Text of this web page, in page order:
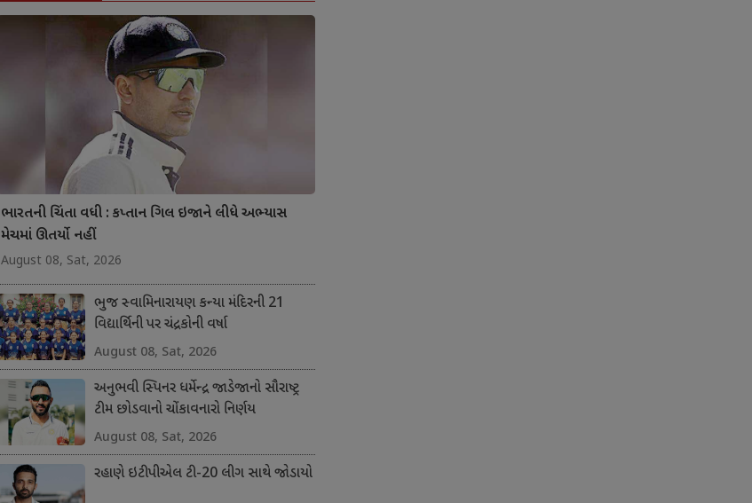
ભારતની ચિંતા વધી : કપ્તાન ગિલ ઇજાને લીધે અભ્યાસ
મેચમાં ઊતર્યો નહીં
August 08, Sat, 2026
ભુજ સ્વામિનારાયણ કન્યા મંદિરની 21
વિદ્યાર્થિની પર ચંદ્રકોની વર્ષા
August 08, Sat, 2026
અનુભવી સ્પિનર ધર્મેન્દ્ર જાડેજાનો સૌરાષ્ટ્ર
ટીમ છોડવાનો ચોંકાવનારો નિર્ણય
August 08, Sat, 2026
રહાણે ઇટીપીએલ ટી-20 લીગ સાથે જોડાયો